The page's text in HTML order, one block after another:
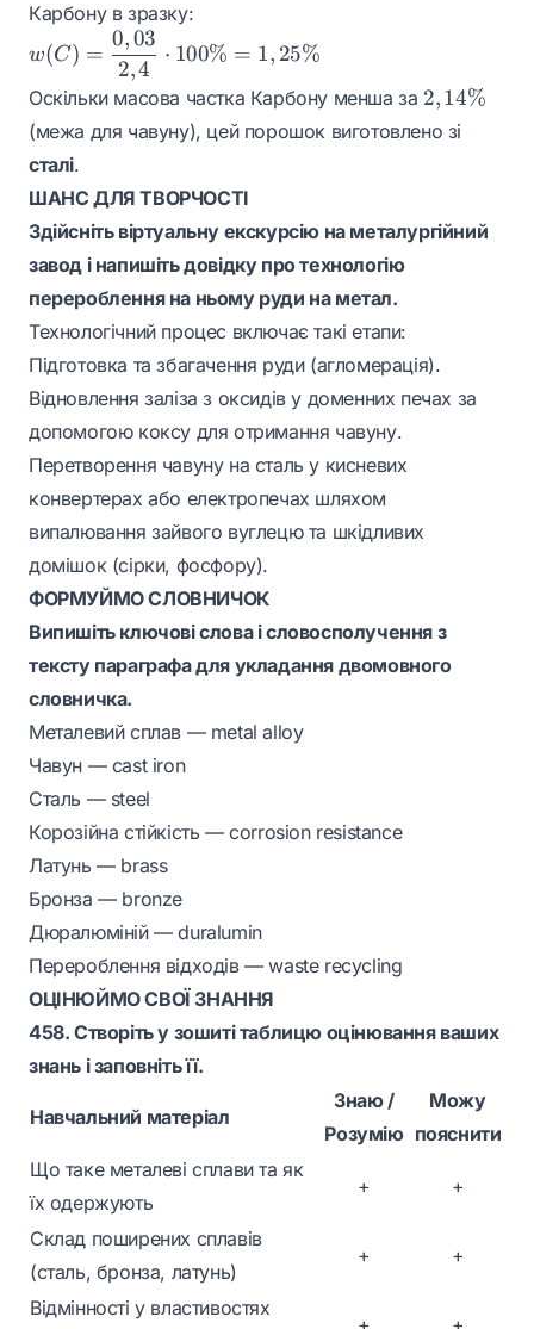
Карбону в зразку:
w(C) =
\dfrac{0,03}
{2,4} \cdot
100\% =
1,25\%
w(C) =
2,4
0,03
⋅ 100% = 1, 25%
Оскільки масова частка Карбону менша за 2,14\%
2,14%
(межа для чавуну), цей порошок виготовлено зі
сталі.
ШАНС ДЛЯ ТВОРЧОСТІ
Здійсніть віртуальну екскурсію на металургійний
завод і напишіть довідку про технологію
перероблення на ньому руди на метал.
Технологічний процес включає такі етапи:
Підготовка та збагачення руди (агломерація).
Відновлення заліза з оксидів у доменних печах за
допомогою коксу для отримання чавуну.
Перетворення чавуну на сталь у кисневих
конвертерах або електропечах шляхом
випалювання зайвого вуглецю та шкідливих
домішок (сірки, фосфору).
ФОРМУЙМО СЛОВНИЧОК
Випишіть ключові слова і словосполучення з
тексту параграфа для укладання двомовного
словничка.
Металевий сплав — metal alloy
Чавун — cast iron
Сталь — steel
Корозійна стійкість — corrosion resistance
Латунь — brass
Бронза — bronze
Дюралюміній — duralumin
Перероблення відходів — waste recycling
ОЦІНЮЙМО СВОЇ ЗНАННЯ
458. Створіть у зошиті таблицю оцінювання ваших
знань і заповніть її.
Навчальний матеріал
Знаю /
Розумію
Можу
пояснити
Що таке металеві сплави та як
їх одержують
+ +
Склад поширених сплавів
(сталь, бронза, латунь)
+ +
Відмінності у властивостях